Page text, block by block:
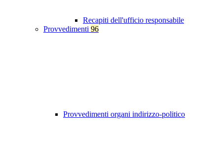
Recapiti dell'ufficio responsabile
Provvedimenti 96
Provvedimenti organi indirizzo-politico